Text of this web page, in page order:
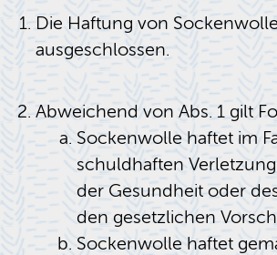
Die Haftung von
ausgeschlossen.
Abweichend von Abs. 1 gilt
Sockenwolle haftet im
schuldhaften
der Gesundheit oder
den gesetzlichen
Sockenwolle haftet